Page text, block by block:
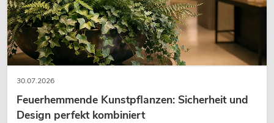
30.07.2026
Feuerhemmende Kunstpflanzen: Sicherheit und
Design perfekt kombiniert